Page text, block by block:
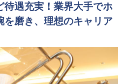
待遇充実！業界大手でホ
を磨き、理想のキャリア